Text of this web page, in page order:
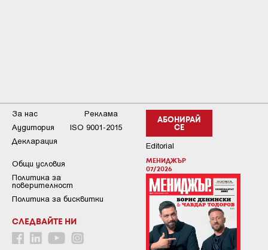
АБОНИРАЙ
СЕ
Editorial
МЕНИДЖЪР
07/2026
За нас
Реклама
Аудитория
ISO 9001-2015
Декларация
Общи условия
Пoлитикa зa
пoвepитeлнocт
Политика за бисквитки
СЛЕДВАЙТЕ НИ